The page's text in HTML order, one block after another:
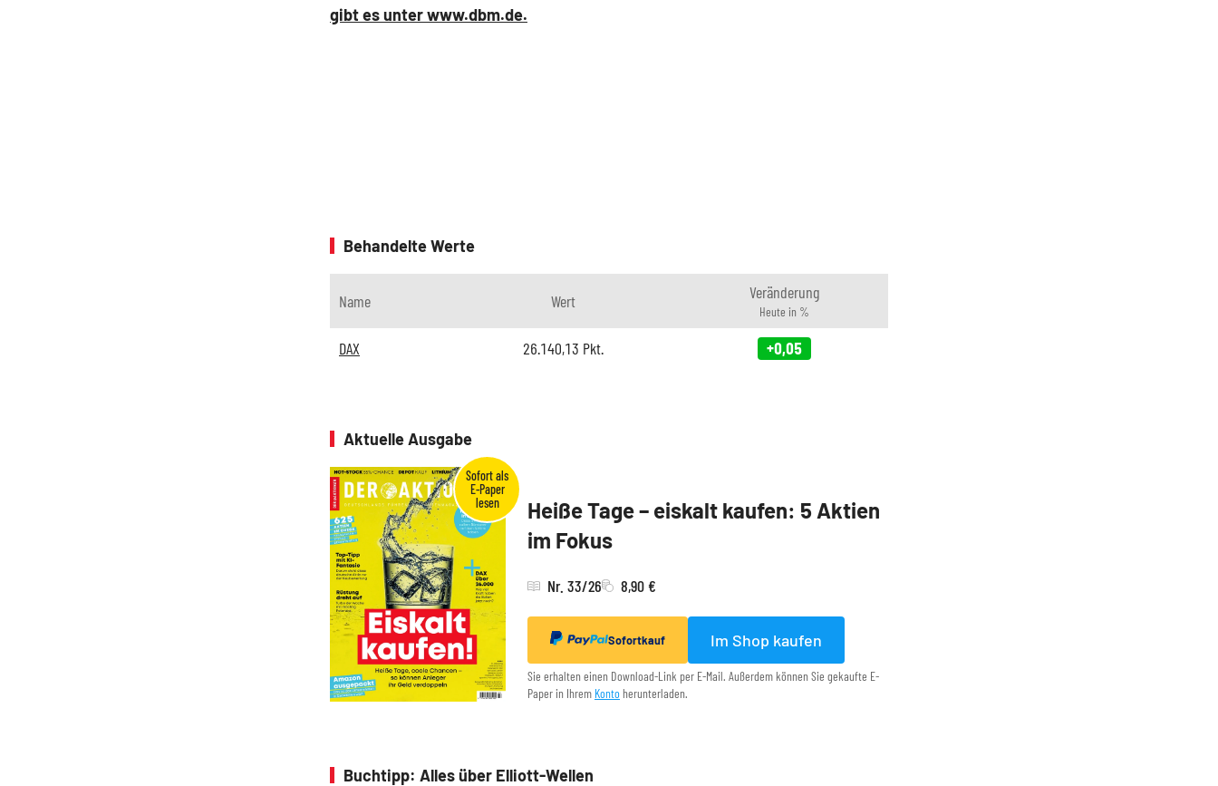
gibt es unter www.dbm.de.
Behandelte Werte
Name Wert Veränderung
Heute in %
DAX 26.140,13 Pkt. +0,05
Aktuelle Ausgabe
Heiße Tage – eiskalt kaufen: 5 Aktien
im Fokus
Nr. 33/26 8,90 €
Sofortkauf Im Shop kaufen
Sie erhalten einen Download-Link per E-Mail. Außerdem können Sie gekaufte E-
Paper in Ihrem Konto herunterladen.
Buchtipp: Alles über Elliott-Wellen